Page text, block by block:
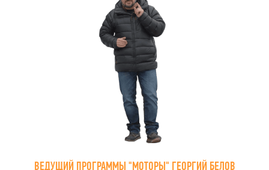
ВЕДУЩИЙ ПРОГРАММЫ "МОТОРЫ" ГЕОРГИЙ БЕЛОВ